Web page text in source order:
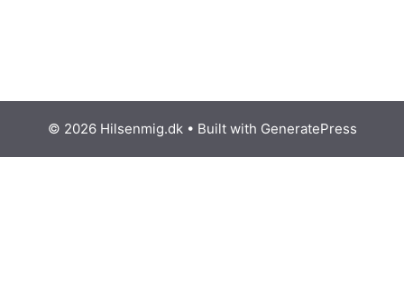
© 2026 Hilsenmig.dk • Built with GeneratePress